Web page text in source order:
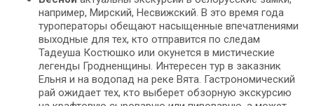
например, Мирский, Несвижский. В это время года
туроператоры обещают насыщенные впечатлениями
выходные для тех, кто отправится по следам
Тадеуша Костюшко или окунется в мистические
легенды Гродненщины. Интересен тур в заказник
Ельня и на водопад на реке Вята. Гастрономический
рай ожидает тех, кто выберет обзорную экскурсию